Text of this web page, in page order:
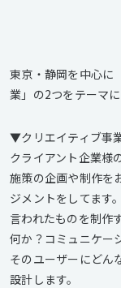
東京・静岡を中心に
業」の2つをテーマに
▼クリエイティブ事
クライアント企業様
施策の企画や制作を
ジメントをしてます。
言われたものを制作
何か？コミュニケー
そのユーザーにどん
設計します。